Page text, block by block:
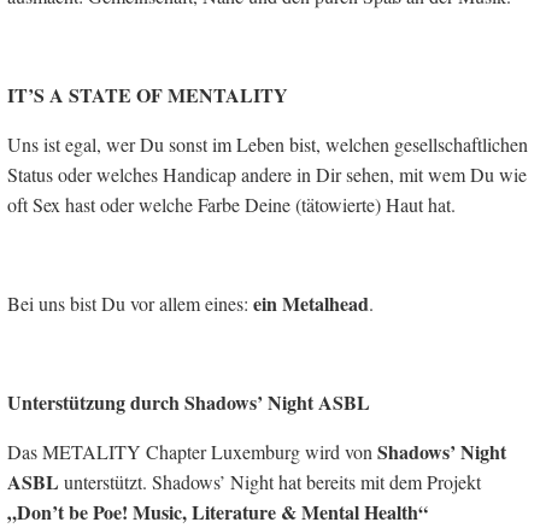
IT’S A STATE OF MENTALITY
Uns ist egal, wer Du sonst im Leben bist, welchen gesellschaftlichen
Status oder welches Handicap andere in Dir sehen, mit wem Du wie
oft Sex hast oder welche Farbe Deine (tätowierte) Haut hat.
Bei uns bist Du vor allem eines: ein Metalhead.
Unterstützung durch Shadows’ Night ASBL
Das METALITY Chapter Luxemburg wird von Shadows’ Night
ASBL unterstützt. Shadows’ Night hat bereits mit dem Projekt
„Don’t be Poe! Music, Literature & Mental Health“